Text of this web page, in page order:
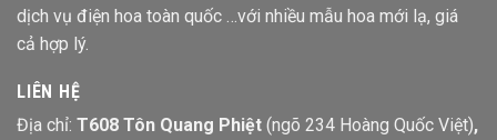
dịch vụ điện hoa toàn quốc …với nhiều mẫu hoa mới lạ, giá
cả hợp lý.
LIÊN HỆ
Địa chỉ: T608 Tôn Quang Phiệt (ngõ 234 Hoàng Quốc Việt),